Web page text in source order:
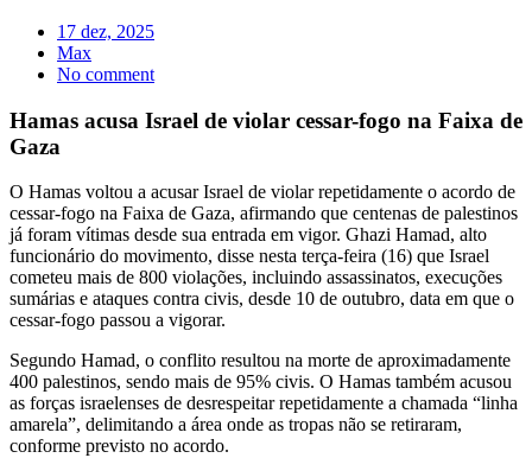
17 dez, 2025
Max
No comment
Hamas acusa Israel de violar cessar-fogo na Faixa de
Gaza
O Hamas voltou a acusar Israel de violar repetidamente o acordo de
cessar-fogo na Faixa de Gaza, afirmando que centenas de palestinos
já foram vítimas desde sua entrada em vigor. Ghazi Hamad, alto
funcionário do movimento, disse nesta terça-feira (16) que Israel
cometeu mais de 800 violações, incluindo assassinatos, execuções
sumárias e ataques contra civis, desde 10 de outubro, data em que o
cessar-fogo passou a vigorar.
Segundo Hamad, o conflito resultou na morte de aproximadamente
400 palestinos, sendo mais de 95% civis. O Hamas também acusou
as forças israelenses de desrespeitar repetidamente a chamada “linha
amarela”, delimitando a área onde as tropas não se retiraram,
conforme previsto no acordo.